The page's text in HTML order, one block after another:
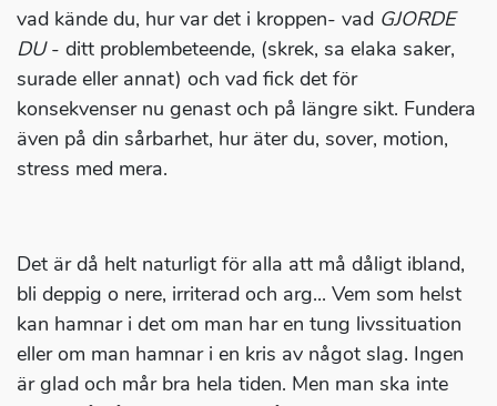
vad kände du, hur var det i kroppen- vad GJORDE
DU- ditt problembeteende, (skrek, sa elaka saker,
surade eller annat) och vad fick det för
konsekvenser nu genast och på längre sikt. Fundera
även på din sårbarhet, hur äter du, sover, motion,
stress med mera.
Det är då helt naturligt för alla att må dåligt ibland,
bli deppig o nere, irriterad och arg... Vem som helst
kan hamnar i det om man har en tung livssituation
eller om man hamnar i en kris av något slag. Ingen
är glad och mår bra hela tiden. Men man ska inte